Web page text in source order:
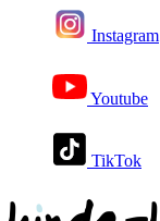
Instagram
Youtube
TikTok